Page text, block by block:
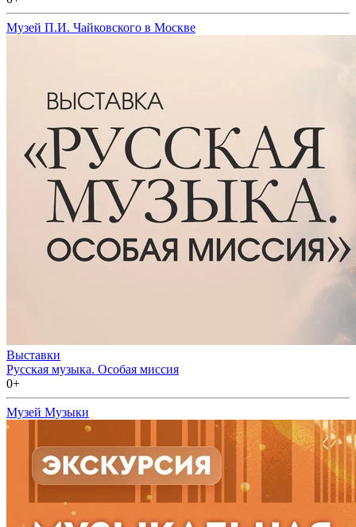
Музей П.И. Чайковского в Москве
Выставки
Русская музыка. Особая миссия
0+
Музей Музыки